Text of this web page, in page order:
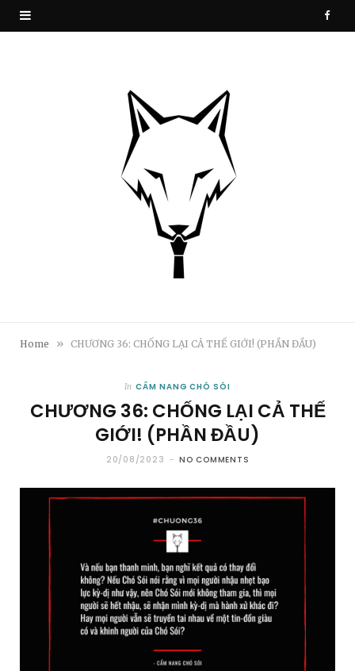
F
Home » CHƯƠNG 36: CHỐNG LẠI CẢ THẾ GIỚI! (PHẦN ĐẦU)
In CẨM NANG CHÓ SÓI
CHƯƠNG 36: CHỐNG LẠI CẢ THẾ
GIỚI! (PHẦN ĐẦU)
20/08/2023 NO COMMENTS